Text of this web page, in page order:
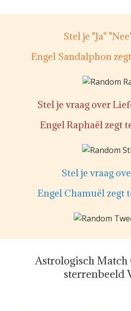
Stel je "Ja"
Engel Sandalphon
Stel je vraag over
Engel Raphaël zegt
Stel je vraag
Engel Chamuël zegt
Astrologisch Match
sterrenbeeld